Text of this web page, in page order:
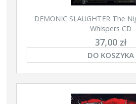
DEMONIC SLAUGHTER The
Whispers CD
37,00 zł
DO KOSZYKA